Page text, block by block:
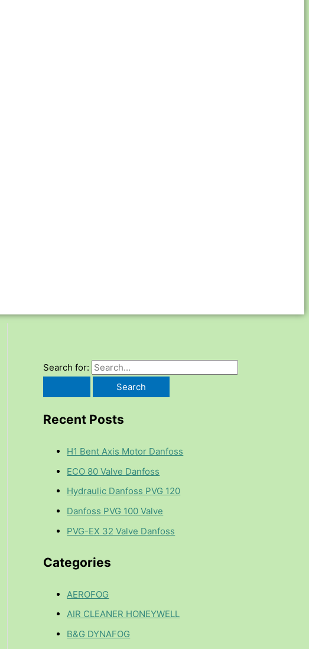
Search for:
Recent Posts
H1 Bent Axis Motor Danfoss
ECO 80 Valve Danfoss
Hydraulic Danfoss PVG 120
Danfoss PVG 100 Valve
PVG-EX 32 Valve Danfoss
Categories
AEROFOG
AIR CLEANER HONEYWELL
B&G DYNAFOG